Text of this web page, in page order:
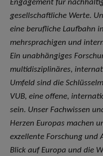
Engagement für
gesellschaftliche Werte.
eine berufliche Laufbahn
mehrsprachigen und
Ein unabhängiges
multidisziplinäres,
Umfeld sind die
VUB, eine offene,
sein. Unser Fachwissen
Herzen Europas machen
exzellente Forschung und
Blick auf Europa und die